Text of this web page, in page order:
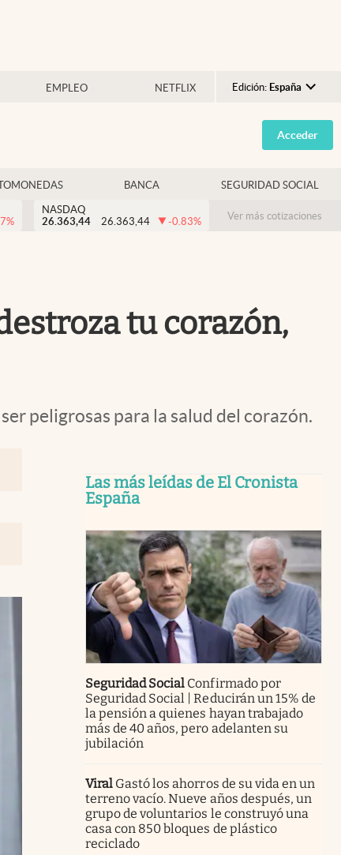
EMPLEO NETFLIX Edición: España
Argentina
España
USA
Colombia
Acceder
BANCA SEGURIDAD SOCIAL
%
NASDAQ
26.363,44
26.363,44 -0.83% Ver más cotizaciones
tu corazón,
peligrosas para la salud del corazón.
Las más leídas de El Cronista
España
Seguridad Social Confirmado por
Seguridad Social | Reducirán un 15% de
la pensión a quienes hayan trabajado
más de 40 años, pero adelanten su
jubilación
Viral Gastó los ahorros de su vida en un
terreno vacío. Nueve años después, un
grupo de voluntarios le construyó una
casa con 850 bloques de plástico
reciclado